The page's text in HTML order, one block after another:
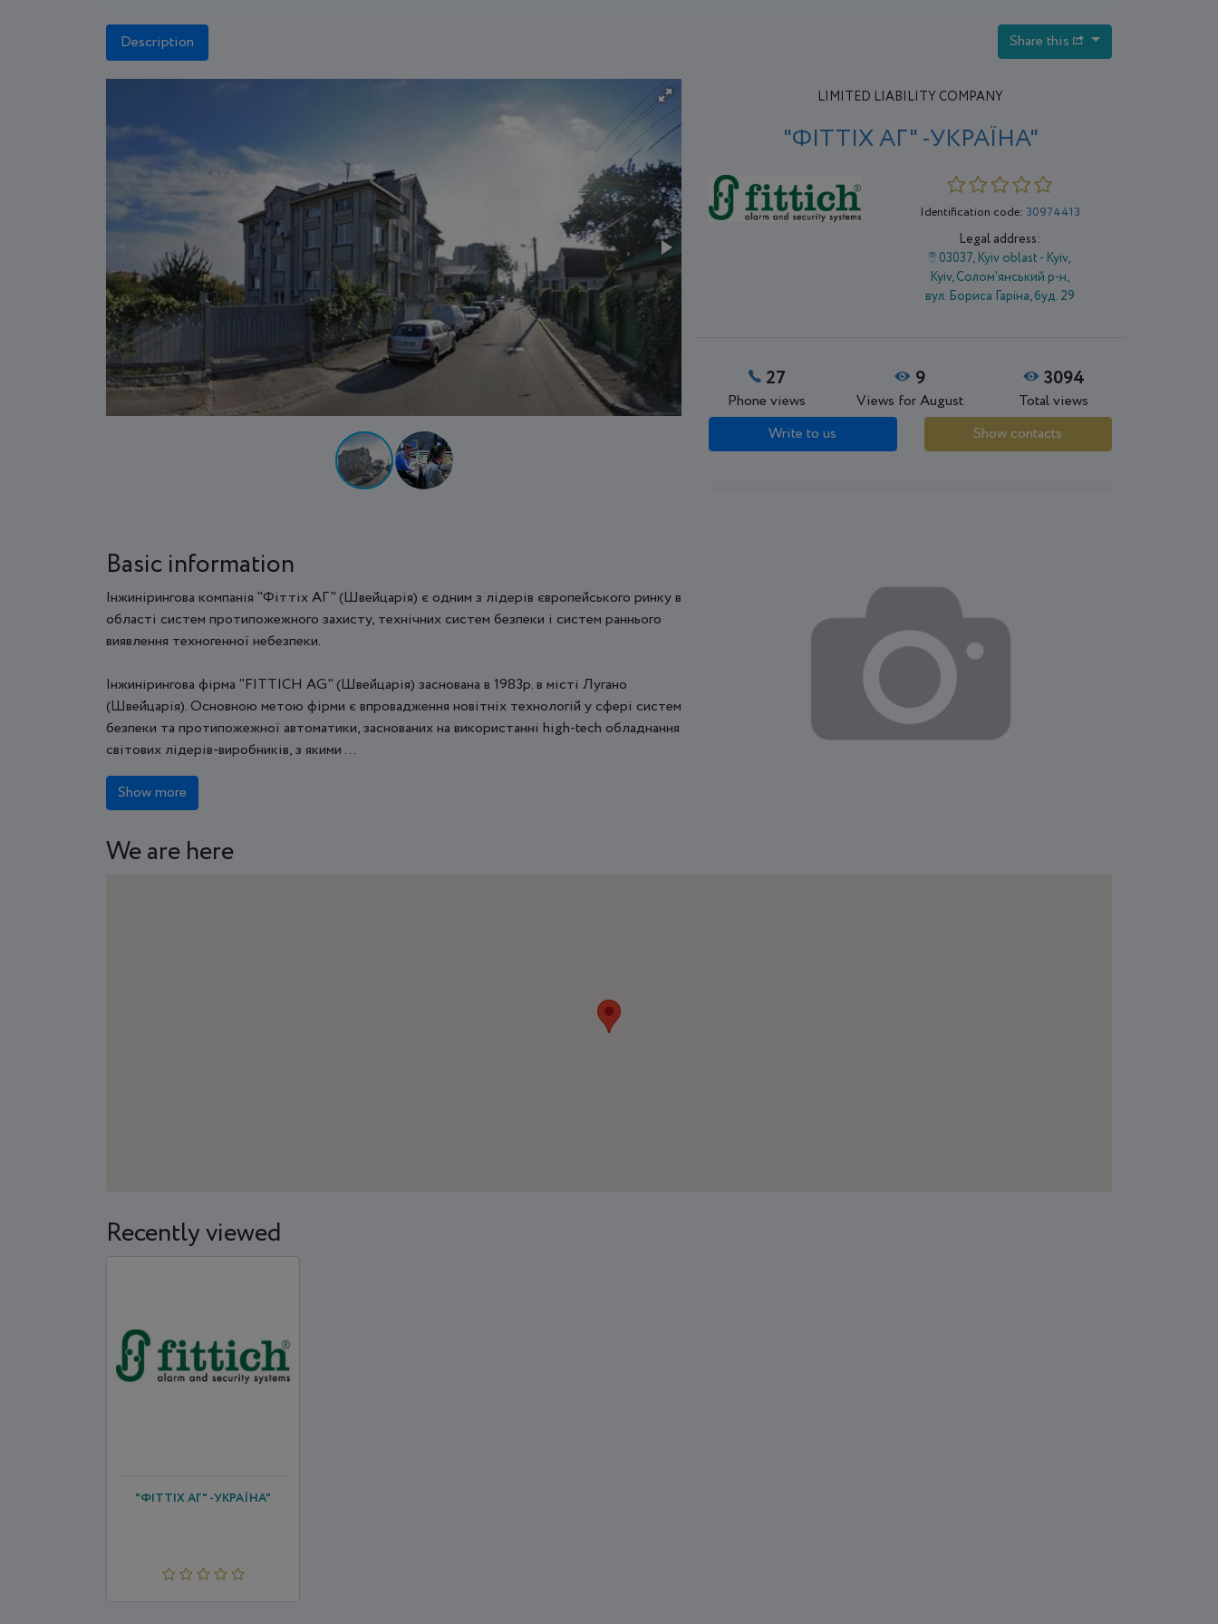
Description Share this
LIMITED LIABILITY COMPANY
"ФІТТІХ АГ" -УКРАЇНА"
Identification code: 30974413
Legal address:
03037, Kyiv oblast - Kyiv,
Kyiv, Солом'янський р-н,
вул. Бориса Гаріна, буд. 29
27
Phone views
9
Views for August
3094
Total views
Write to us
Show contacts
Basic information
Інжинірингова компанія "Фіттіх АГ" (Швейцарія) є одним з лідерів європейського ринку в
області систем протипожежного захисту, технічних систем безпеки і систем раннього
виявлення техногенної небезпеки.
Інжинірингова фірма "FITTICH AG" (Швейцарія) заснована в 1983р. в місті Лугано
(Швейцарія). Основною метою фірми є впровадження новітніх технологій у сфері систем
безпеки та протипожежної автоматики, заснованих на використанні high-tech обладнання
світових лідерів-виробників, з якими ...
Show more
We are here
Recently viewed
"ФІТТІХ АГ" -УКРАЇНА"